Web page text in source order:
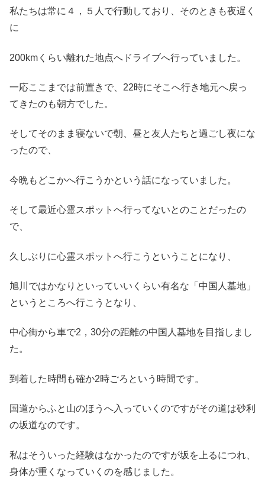
私たちは常に４，５人で行動しており、そのときも夜遅く
に
200kmくらい離れた地点へドライブへ行っていました。
一応ここまでは前置きで、22時にそこへ行き地元へ戻っ
てきたのも朝方でした。
そしてそのまま寝ないで朝、昼と友人たちと過ごし夜にな
ったので、
今晩もどこかへ行こうかという話になっていました。
そして最近心霊スポットへ行ってないとのことだったの
で、
久しぶりに心霊スポットへ行こうということになり、
旭川ではかなりといっていいくらい有名な「中国人墓地」
というところへ行こうとなり、
中心街から車で2，30分の距離の中国人墓地を目指しまし
た。
到着した時間も確か2時ごろという時間です。
国道からふと山のほうへ入っていくのですがその道は砂利
の坂道なのです。
私はそういった経験はなかったのですが坂を上るにつれ、
身体が重くなっていくのを感じました。